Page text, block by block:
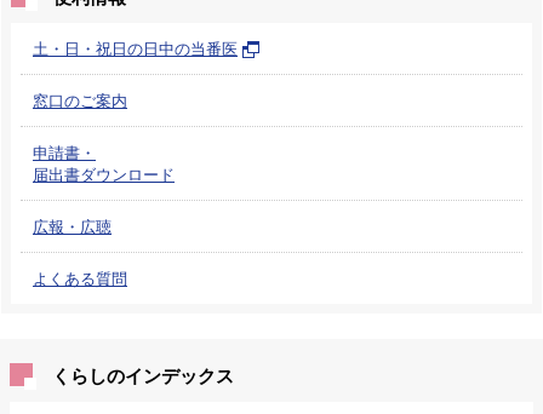
土・日・祝日の日中の当番医
窓口のご案内
申請書・
届出書ダウンロード
広報・広聴
よくある質問
くらしのインデックス